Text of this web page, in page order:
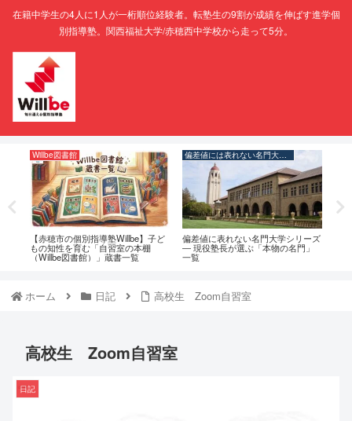
在籍中学生の4人に1人が一桁順位経験者。転塾生の9割が成績を伸ばす進学個
別指導塾。関西福祉大学/赤穂西中学校から走って5分。
Willbe図書館
【赤穂市の個別指導塾Willbe】子ど
もの知性を育む「自習室の本棚
（Willbe図書館）」蔵書一覧
偏差値には表れない名門大学シリーズ
偏差値に表れない名門大学シリーズ
― 現役塾長が選ぶ「本物の名門」
一覧
ホーム 日記 高校生 Zoom自習室
高校生 Zoom自習室
日記